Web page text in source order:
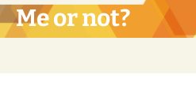
Vai
al Me or not?